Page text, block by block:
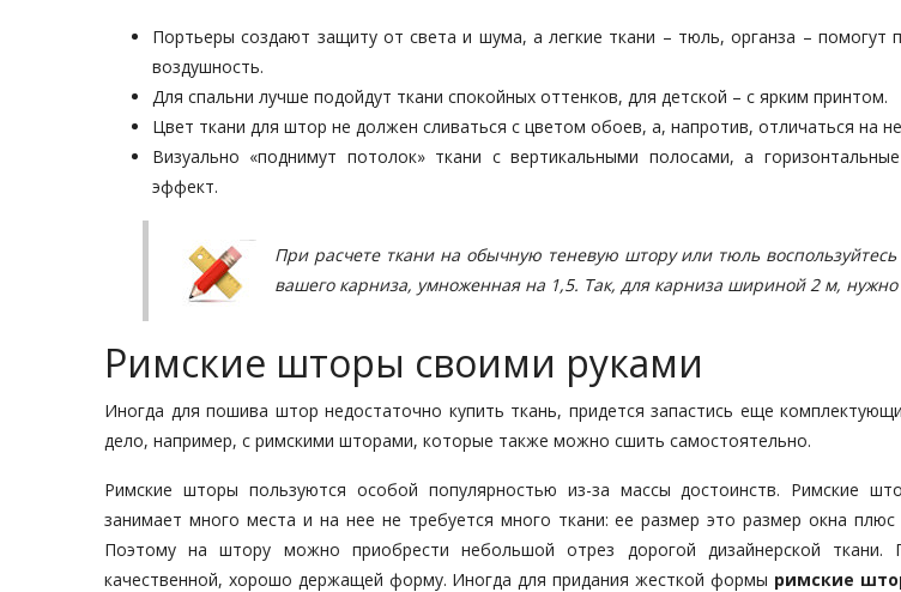
Портьеры создают защиту от света и шума, а легкие ткани – тюль, органза – помогут
воздушность.
Для спальни лучше подойдут ткани спокойных оттенков, для детской – с ярким принтом.
Цвет ткани для штор не должен сливаться с цветом обоев, а, напротив, отличаться на
Визуально «поднимут потолок» ткани с вертикальными полосами, а
эффект.
При расчете ткани на обычную теневую штору или тюль
вашего карниза, умноженная на 1,5. Так, для карниза шириной 2 м, нужно
Римские шторы своими руками
Иногда для пошива штор недостаточно купить ткань, придется запастись еще
дело, например, с римскими шторами, которые также можно сшить самостоятельно.
Римские шторы пользуются особой популярностью из-за массы достоинств. Римские
занимает много места и на нее не требуется много ткани: ее размер это размер окна
Поэтому на штору можно приобрести небольшой отрез дорогой дизайнерской ткани.
качественной, хорошо держащей форму. Иногда для придания жесткой формы римские